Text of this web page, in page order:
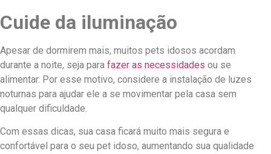
Cuide da iluminação
Apesar de dormirem mais, muitos pets idosos acordam
durante a noite, seja para fazer as necessidades ou se
alimentar. Por esse motivo, considere a instalação de luzes
noturnas para ajudar ele a se movimentar pela casa sem
qualquer dificuldade.
Com essas dicas, sua casa ficará muito mais segura e
confortável para o seu pet idoso, aumentando sua qualidade